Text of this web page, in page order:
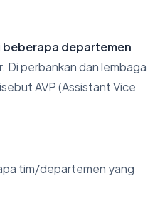
beberapa departemen
Di perbankan dan lembaga
AVP (Assistant Vice
tim/departemen yang